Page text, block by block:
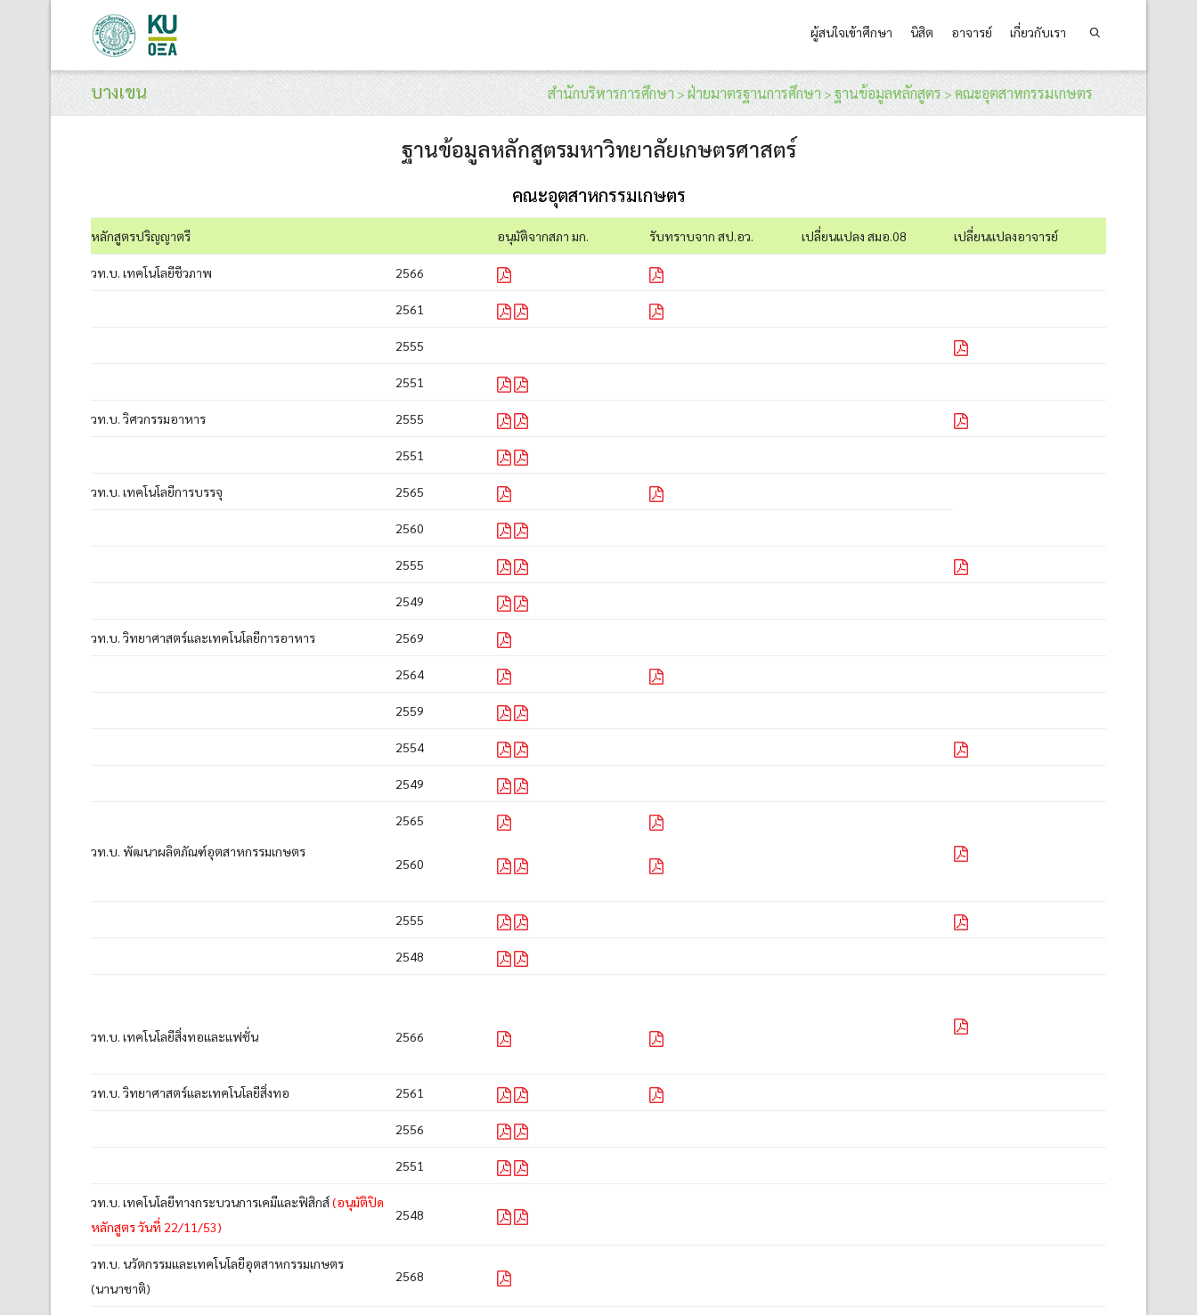
ผู้สนใจเข้าศึกษา นิสิต อาจารย์ เกี่ยวกับเรา
บางเขน สำนักบริหารการศึกษา > ฝ่ายมาตรฐานการศึกษา > ฐานข้อมูลหลักสูตร > คณะอุตสาหกรรมเกษตร
ฐานข้อมูลหลักสูตรมหาวิทยาลัยเกษตรศาสตร์
คณะอุตสาหกรรมเกษตร
หลักสูตรปริญญาตรี อนุมัติจากสภา มก. รับทราบจาก สป.อว. เปลี่ยนแปลง สมอ.08 เปลี่ยนแปลงอาจารย์
วท.บ. เทคโนโลยีชีวภาพ 2566
2561
2555
2551
วท.บ. วิศวกรรมอาหาร 2555
2551
วท.บ. เทคโนโลยีการบรรจุ 2565
2560
2555
2549
วท.บ. วิทยาศาสตร์และเทคโนโลยีการอาหาร 2569
2564
2559
2554
2549
วท.บ. พัฒนาผลิตภัณฑ์อุตสาหกรรมเกษตร
2565
2560
2555
2548
วท.บ. เทคโนโลยีสิ่งทอและแฟชั่น 2566
วท.บ. วิทยาศาสตร์และเทคโนโลยีสิ่งทอ 2561
2556
2551
วท.บ. เทคโนโลยีทางกระบวนการเคมีและฟิสิกส์(อนุมัติปิด
หลักสูตร วันที่ 22/11/53)
2548
วท.บ. นวัตกรรมและเทคโนโลยีอุตสาหกรรมเกษตร
(นานาชาติ)
2568